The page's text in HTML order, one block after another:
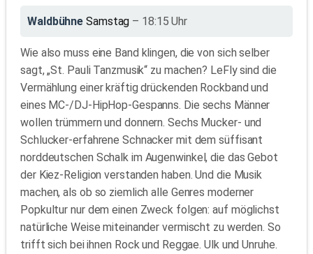
Waldbühne Samstag – 18:15 Uhr
Wie also muss eine Band klingen, die von sich selber
sagt, „St. Pauli Tanzmusik“ zu machen? LeFly sind die
Vermählung einer kräftig drückenden Rockband und
eines MC-/DJ-HipHop-Gespanns. Die sechs Männer
wollen trümmern und donnern. Sechs Mucker- und
Schlucker-erfahrene Schnacker mit dem süffisant
norddeutschen Schalk im Augenwinkel, die das Gebot
der Kiez-Religion verstanden haben. Und die Musik
machen, als ob so ziemlich alle Genres moderner
Popkultur nur dem einen Zweck folgen: auf möglichst
natürliche Weise miteinander vermischt zu werden. So
trifft sich bei ihnen Rock und Reggae. Ulk und Unruhe.